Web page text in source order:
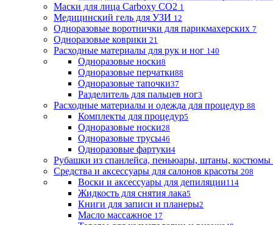
Маски для лица Carboxy CO2 1
Медицинский гель для УЗИ 12
Одноразовые воротнички для парикмахерских 7
Одноразовые коврики 21
Расходные материалы для рук и ног 140
Одноразовые носки8
Одноразовые перчатки88
Одноразовые тапочки37
Разделитель для пальцев ног3
Расходные материалы и одежда для процедур 88
Комплекты для процедур5
Одноразовые носки28
Одноразовые трусы46
Одноразовые фартуки4
Рубашки из спанлейса, пеньюары, штаны, костюмы
Средства и аксессуары для салонов красоты 208
Воски и аксессуары для депиляции114
Жидкость для снятия лака5
Книги для записи и планеры2
Масло массажное 17